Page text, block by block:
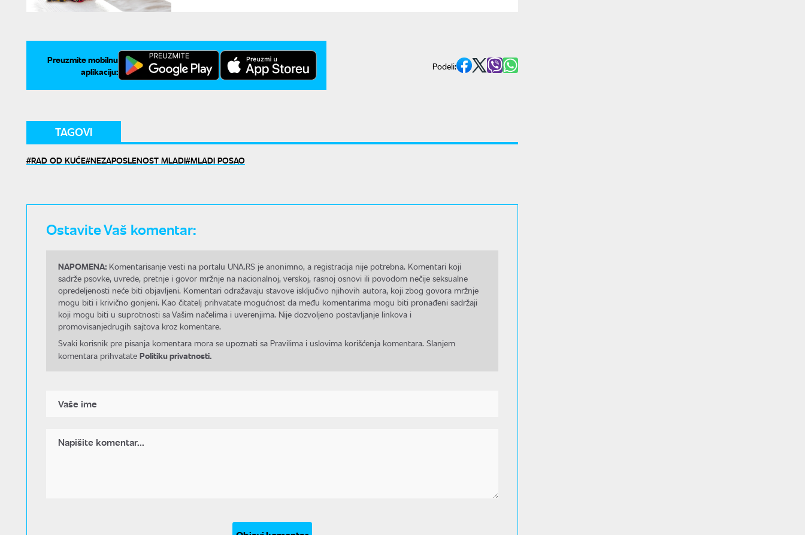
Preuzmite mobilnu
aplikaciju:
Podeli:
TAGOVI
RAD OD KUĆE NEZAPOSLENOST MLADI MLADI POSAO
Ostavite Vaš komentar:
NAPOMENA: Komentarisanje vesti na portalu UNA.RS je anonimno, a registracija nije potrebna. Komentari koji
sadrže psovke, uvrede, pretnje i govor mržnje na nacionalnoj, verskoj, rasnoj osnovi ili povodom nečije seksualne
opredeljenosti neće biti objavljeni. Komentari odražavaju stavove isključivo njihovih autora, koji zbog govora mržnje
mogu biti i krivično gonjeni. Kao čitatelj prihvatate mogućnost da među komentarima mogu biti pronađeni sadržaji
koji mogu biti u suprotnosti sa Vašim načelima i uverenjima. Nije dozvoljeno postavljanje linkova i
promovisanjedrugih sajtova kroz komentare.
Svaki korisnik pre pisanja komentara mora se upoznati sa Pravilima i uslovima korišćenja komentara. Slanjem
komentara prihvatate Politiku privatnosti.